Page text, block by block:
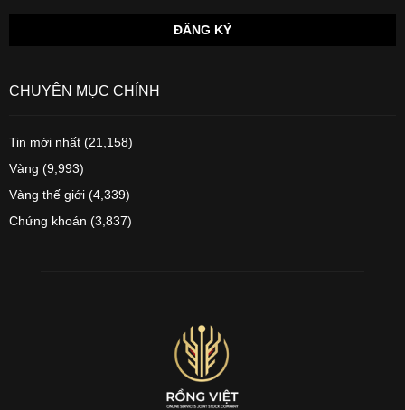
CHUYÊN MỤC CHÍNH
Tin mới nhất (21,158)
Vàng (9,993)
Vàng thế giới (4,339)
Chứng khoán (3,837)